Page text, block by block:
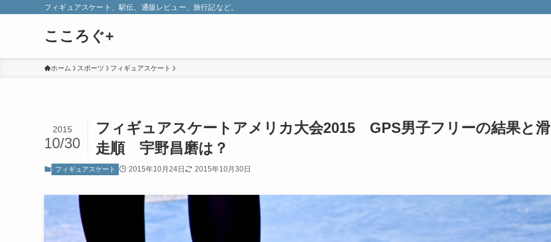
フィギュアスケート、駅伝、通販レビュー、旅行記など。
こころぐ+
ホーム スポーツ フィギュアスケート
フィギュアスケートアメリカ大会2015 GPS男子フリーの結果と滑
走順 宇野昌磨は？
2015
10/30
フィギュアスケート 2015年10月24日 2015年10月30日